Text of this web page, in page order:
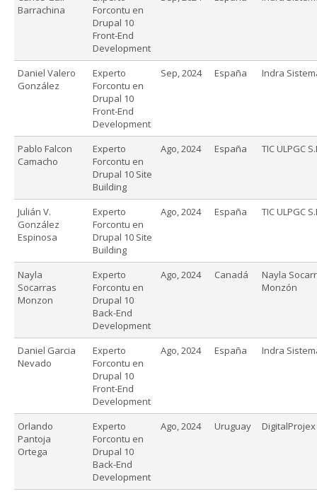
Barrachina
Forcontu en
Drupal 10
Front-End
Development
Daniel Valero
González
Experto
Forcontu en
Drupal 10
Front-End
Development
Sep, 2024 España Indra
Pablo Falcon
Camacho
Experto
Forcontu en
Drupal 10 Site
Building
Ago, 2024 España TIC ULPGC
Julián V.
González
Espinosa
Experto
Forcontu en
Drupal 10 Site
Building
Ago, 2024 España TIC ULPGC
Nayla
Socarras
Monzon
Experto
Forcontu en
Drupal 10
Back-End
Development
Ago, 2024 Canadá
Nayla
Monzón
Daniel Garcia
Nevado
Experto
Forcontu en
Drupal 10
Front-End
Development
Ago, 2024 España Indra
Orlando
Pantoja
Ortega
Experto
Forcontu en
Drupal 10
Back-End
Development
Ago, 2024 Uruguay DigitalProjex